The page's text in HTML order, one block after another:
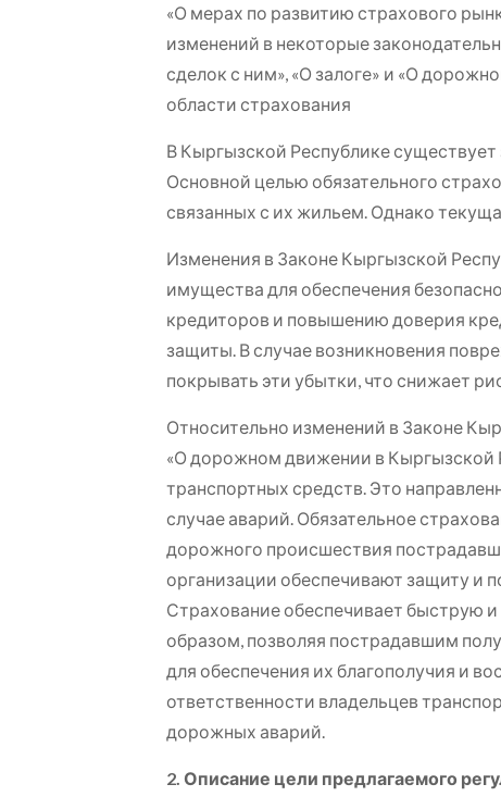
«О мерах по развитию страхового
изменений в некоторые
сделок с ним», «О залоге» и «О
области страхования
В Кыргызской Республике
Основной целью обязательного
связанных с их жильем. Однако
Изменения в Законе Кыргызской
имущества для обеспечения
кредиторов и повышению доверия
защиты. В случае возникновения
покрывать эти убытки, что снижает
Относительно изменений в Законе
«О дорожном движении в Кыргызской
транспортных средств. Это
случае аварий. Обязательное
дорожного происшествия
организации обеспечивают защиту и
Страхование обеспечивает быструю
образом, позволяя пострадавшим
для обеспечения их благополучия и
ответственности владельцев
дорожных аварий.
2. Описание цели предлагаемого